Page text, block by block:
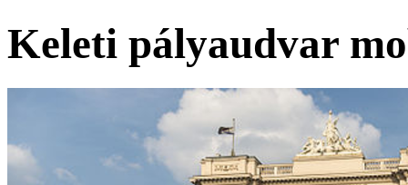
Keleti pályaudvar